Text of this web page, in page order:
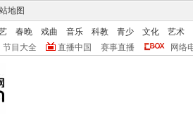
地图
春晚 戏曲 音乐 科教 青少 文化
艺术
节目大全 直播中国 赛事直播 网络